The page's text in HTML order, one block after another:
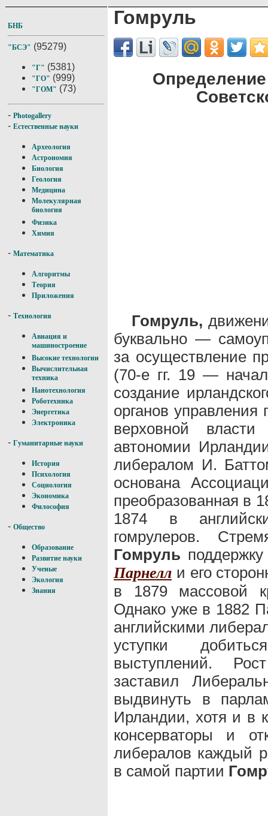
БНБ
"БСЭ" (95279)
"Г" (5381)
"ГО" (999)
"ГОМ" (73)
- Photogallery
- Естественные науки
Археология
Астрономия
Биология
Геология
Медицина
Молекулярная
биология
Физика
Химия
- Математика
Алгоритмы
Теория
Приложения
- Технология
Авиация и
машиностроение
Высокие технологии
Вычислительная
техника
Нанотехнология
Роботехника
Энергетика
Электроника
- Гуманитарные науки
История
Психология
Социология
Экономика
Философия
- Общество
Образование
Развитие науки
Ученые
Экология
Знания
Гомруль
Гомруль,
буквально —
за осуществление
(70-е гг. 19 —
создание
органов
верховной
автономии
либералом И.
основана
преобразованная в
1874 в
гомрулеров.
Гомруль
Парнелл и его
в 1879 массовой
Однако уже в 1882
английскими
уступки
выступлений.
заставил
выдвинуть в
Ирландии, хотя и в
консерваторы и
либералов каждый
в самой партии